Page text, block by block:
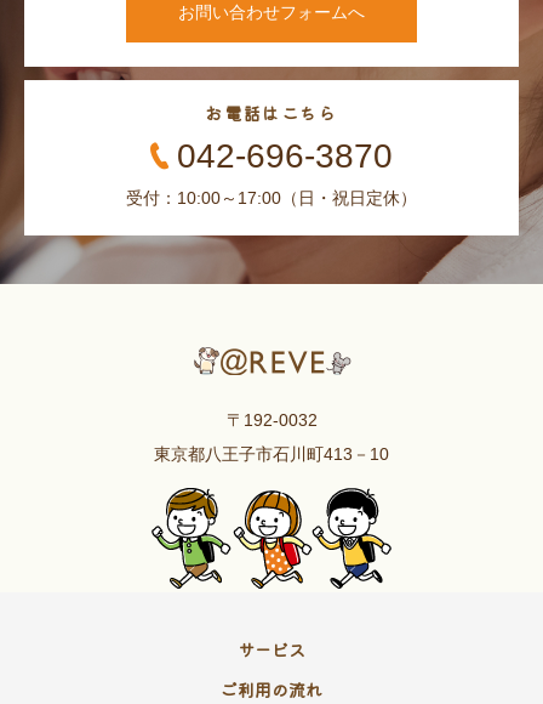
お問い合わせフォームへ
お電話はこちら
042-696-3870
受付：10:00～17:00（日・祝日定休）
〒192-0032
東京都八王子市石川町413－10
サービス
ご利用の流れ